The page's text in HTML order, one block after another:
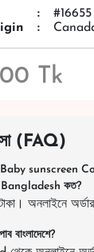
:
#16655
:
Tk
(FAQ)
sunscreen
কত?
অনলাইনে
বাংলাদেশে?